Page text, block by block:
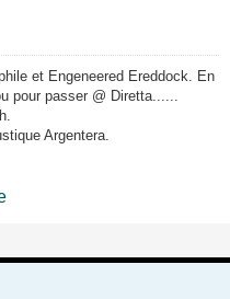
et Engeneered Ereddock. En
pour passer @ Diretta......
Argentera.